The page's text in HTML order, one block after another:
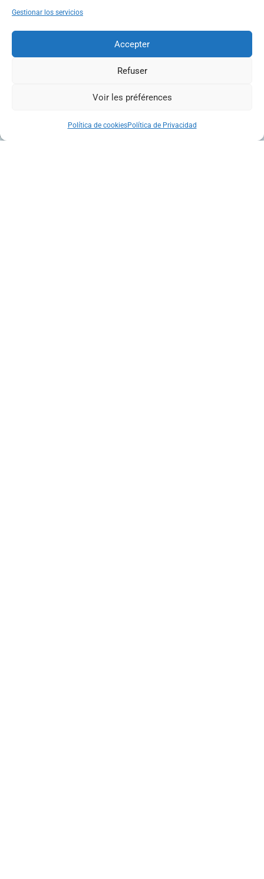
Gestionar los servicios
Accepter
Refuser
Voir les préférences
Política de cookiesPolítica de Privacidad
de montaña.